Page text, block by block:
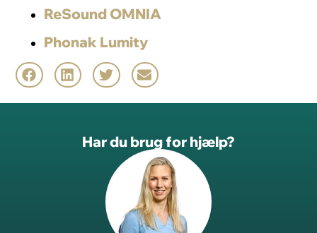
ReSound OMNIA
Phonak Lumity
Har du brug for hjælp?